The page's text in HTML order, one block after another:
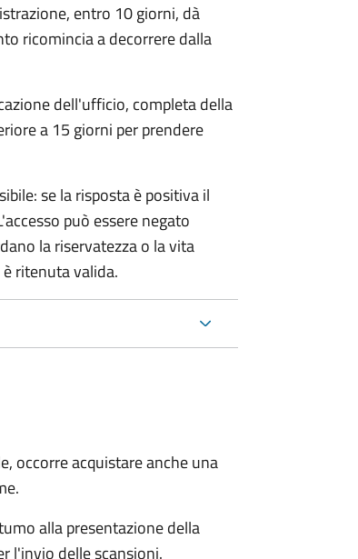
entro 10 giorni, dà
ricomincia a decorrere dalla
dell'ufficio, completa della
a 15 giorni per prendere
se la risposta è positiva il
può essere negato
la riservatezza o la vita
ritenuta valida.
occorre acquistare anche una
alla presentazione della
l'invio delle scansioni.